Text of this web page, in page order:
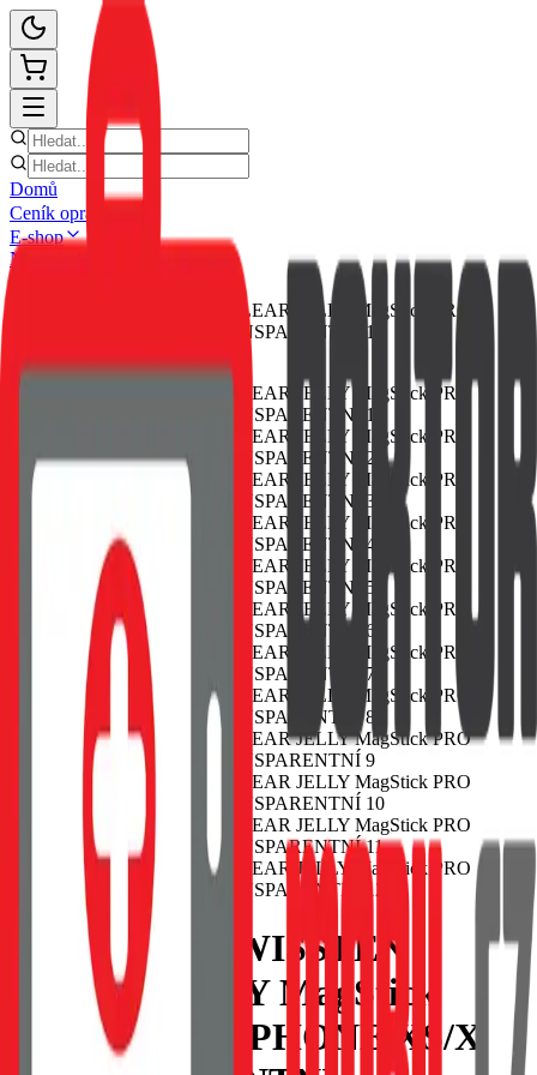
Domů
Ceník oprav
E-shop
Novinky
POUZDRO SWISSTEN
CLEAR JELLY MagStick
PRO APPLE IPHONE XS/X